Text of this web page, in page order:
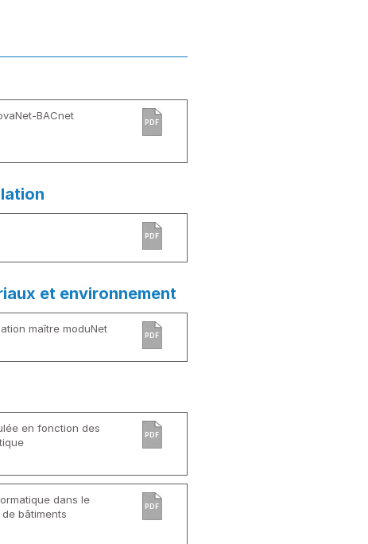
BACnet
PDF
PDF
et environnement
maître moduNet
PDF
en fonction des
PDF
dans le
bâtiments
PDF